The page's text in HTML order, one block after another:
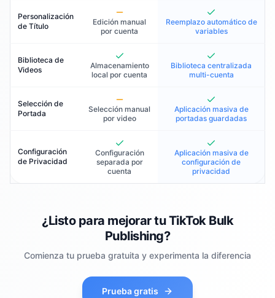
Personalización
de Título
Edición manual
por cuenta
Reemplazo automático de
variables
Biblioteca de
Videos
Almacenamiento
local por cuenta
Biblioteca centralizada
multi-cuenta
Selección de
Portada
Selección manual
por video
Aplicación masiva de
portadas guardadas
Configuración
de Privacidad
Configuración
separada por
cuenta
Aplicación masiva de
configuración de
privacidad
¿Listo para mejorar tu TikTok Bulk
Publishing?
Comienza tu prueba gratuita y experimenta la diferencia
Prueba gratis